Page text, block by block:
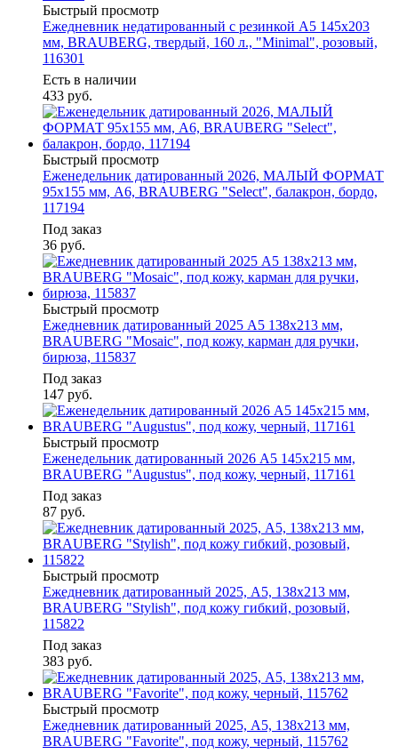
Быстрый просмотр
Ежедневник недатированный с резинкой А5 145х203
мм, BRAUBERG, твердый, 160 л., "Minimal", розовый,
116301
Есть в наличии
433 руб.
Быстрый просмотр
Еженедельник датированный 2026, МАЛЫЙ ФОРМАТ
95х155 мм, А6, BRAUBERG "Select", балакрон, бордо,
117194
Под заказ
36 руб.
Быстрый просмотр
Ежедневник датированный 2025 А5 138x213 мм,
BRAUBERG "Mosaic", под кожу, карман для ручки,
бирюза, 115837
Под заказ
147 руб.
Быстрый просмотр
Еженедельник датированный 2026 А5 145х215 мм,
BRAUBERG "Augustus", под кожу, черный, 117161
Под заказ
87 руб.
Быстрый просмотр
Ежедневник датированный 2025, А5, 138x213 мм,
BRAUBERG "Stylish", под кожу гибкий, розовый,
115822
Под заказ
383 руб.
Быстрый просмотр
Ежедневник датированный 2025, А5, 138x213 мм,
BRAUBERG "Favorite", под кожу, черный, 115762